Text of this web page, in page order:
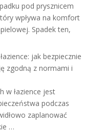
pod prysznicem
wpływa na komfort
Spadek ten,
jak bezpiecznie
zgodną z normami i
w łazience jest
podczas
zaplanować
…